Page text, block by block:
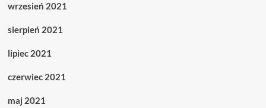
wrzesień 2021
sierpień 2021
lipiec 2021
czerwiec 2021
maj 2021